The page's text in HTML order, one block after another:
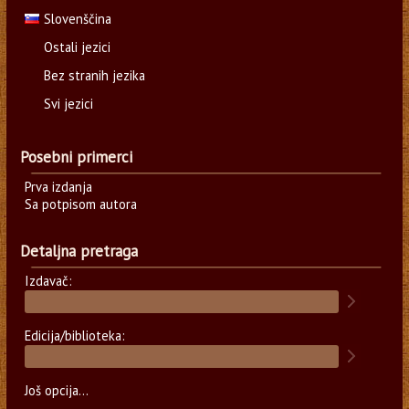
Slovenščina
Ostali jezici
Bez stranih jezika
Svi jezici
Posebni primerci
Prva izdanja
Sa potpisom autora
Detaljna pretraga
Izdavač:
Edicija/biblioteka:
Još opcija...